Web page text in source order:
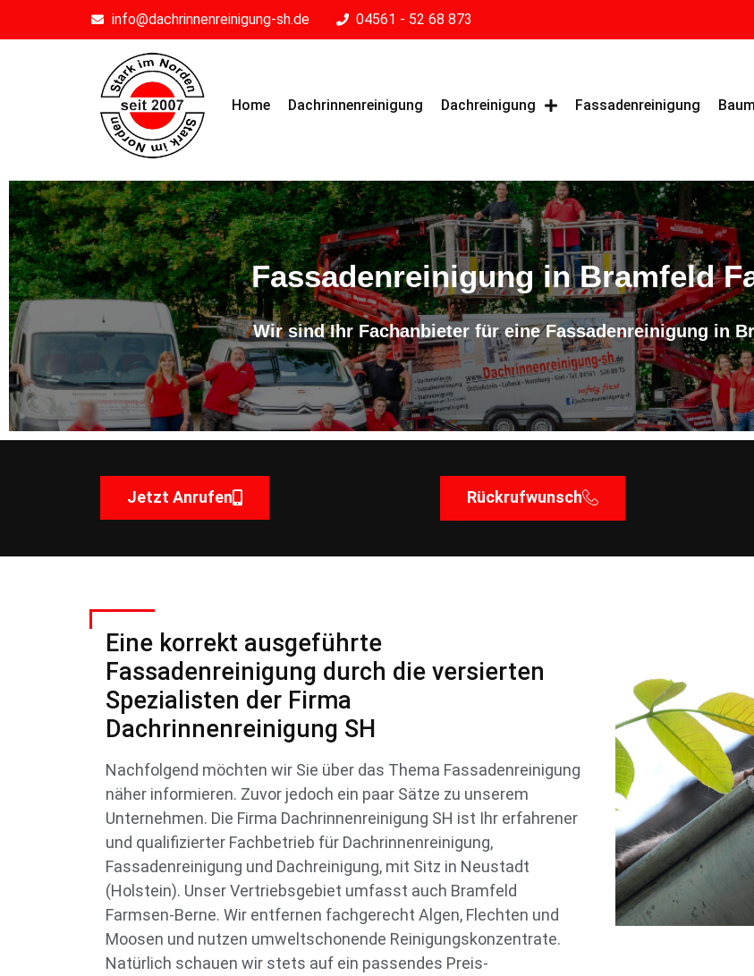
info@dachrinnenreinigung-sh.de 04561 - 52 68 873
Home Dachrinnenreinigung Dachreinigung Fassadenreinigung
Fassadenreinigung in Bramfeld
Wir sind Ihr Fachanbieter für eine Fassadenreinigung in
Jetzt Anrufen Rückrufwunsch
Eine korrekt ausgeführte
Fassadenreinigung durch die versierten
Spezialisten der Firma
Dachrinnenreinigung SH
Nachfolgend möchten wir Sie über das Thema Fassadenreinigung
näher informieren. Zuvor jedoch ein paar Sätze zu unserem
Unternehmen. Die Firma Dachrinnenreinigung SH ist Ihr erfahrener
und qualifizierter Fachbetrieb für Dachrinnenreinigung,
Fassadenreinigung und Dachreinigung, mit Sitz in Neustadt
(Holstein). Unser Vertriebsgebiet umfasst auch Bramfeld
Farmsen-Berne. Wir entfernen fachgerecht Algen, Flechten und
Moosen und nutzen umweltschonende Reinigungskonzentrate.
Natürlich schauen wir stets auf ein passendes Preis-